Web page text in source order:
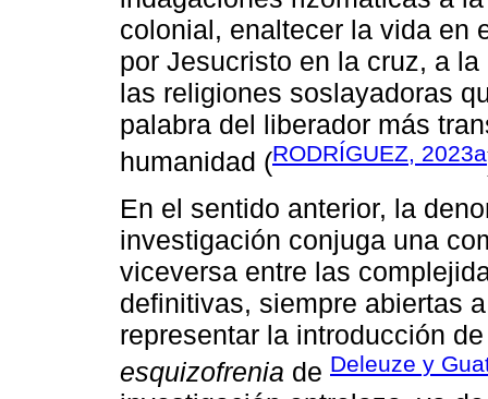
colonial, enaltecer la vida en
por Jesucristo en la cruz, a
las religiones soslayadoras
palabra del liberador más
humanidad (RODRÍGUEZ, 2023a
En el sentido anterior, la
investigación conjuga una
viceversa entre las
definitivas, siempre abiertas
representar la introducción
esquizofrenia de Deleuze y